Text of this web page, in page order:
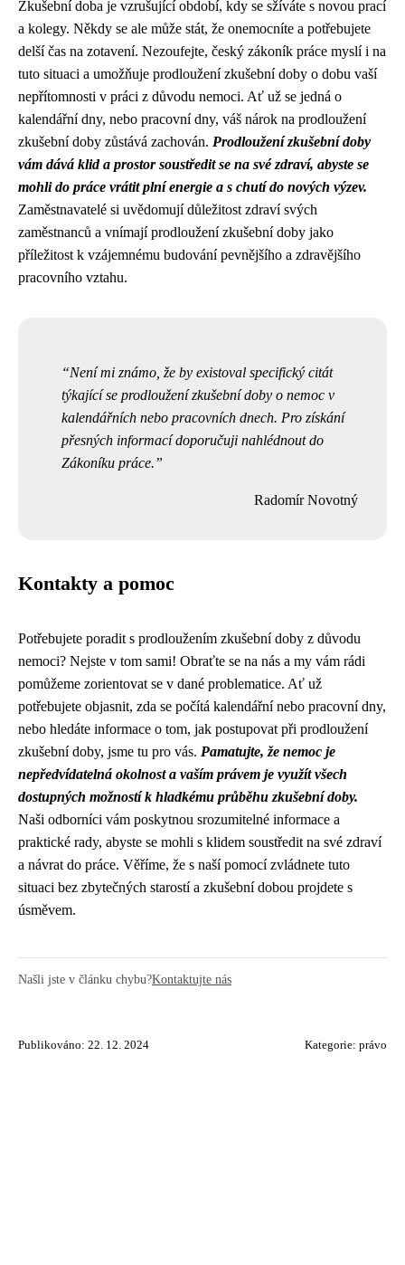
Zkušební doba je vzrušující období, kdy se sžíváte s novou prací
a kolegy. Někdy se ale může stát, že onemocníte a potřebujete
delší čas na zotavení. Nezoufejte, český zákoník práce myslí i na
tuto situaci a umožňuje prodloužení zkušební doby o dobu vaší
nepřítomnosti v práci z důvodu nemoci. Ať už se jedná o
kalendářní dny, nebo pracovní dny, váš nárok na prodloužení
zkušební doby zůstává zachován. Prodloužení zkušební doby
vám dává klid a prostor soustředit se na své zdraví, abyste se
mohli do práce vrátit plní energie a s chutí do nových výzev.
Zaměstnavatelé si uvědomují důležitost zdraví svých
zaměstnanců a vnímají prodloužení zkušební doby jako
příležitost k vzájemnému budování pevnějšího a zdravějšího
pracovního vztahu.
Není mi známo, že by existoval specifický citát
týkající se prodloužení zkušební doby o nemoc v
kalendářních nebo pracovních dnech. Pro získání
přesných informací doporučuji nahlédnout do
Zákoníku práce.
Radomír Novotný
Kontakty a pomoc
Potřebujete poradit s prodloužením zkušební doby z důvodu
nemoci? Nejste v tom sami! Obraťte se na nás a my vám rádi
pomůžeme zorientovat se v dané problematice. Ať už
potřebujete objasnit, zda se počítá kalendářní nebo pracovní dny,
nebo hledáte informace o tom, jak postupovat při prodloužení
zkušební doby, jsme tu pro vás. Pamatujte, že nemoc je
nepředvídatelná okolnost a vaším právem je využít všech
dostupných možností k hladkému průběhu zkušební doby.
Naši odborníci vám poskytnou srozumitelné informace a
praktické rady, abyste se mohli s klidem soustředit na své zdraví
a návrat do práce. Věříme, že s naší pomocí zvládnete tuto
situaci bez zbytečných starostí a zkušební dobou projdete s
úsměvem.
Našli jste v článku chybu?Kontaktujte nás
Publikováno: 22. 12. 2024 Kategorie: právo